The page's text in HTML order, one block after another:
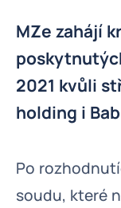
MZe zahájí
2021 kvůli
holding i
Po
soudu, které